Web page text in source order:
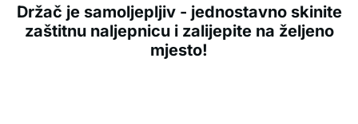
Držač je samoljepljiv - jednostavno skinite
zaštitnu naljepnicu i zalijepite na željeno
mjesto!